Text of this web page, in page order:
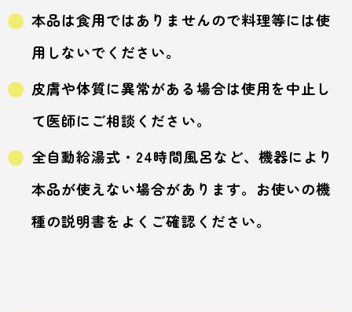
本品は食用ではありませんので料理等には使
用しないでください。
皮膚や体質に異常がある場合は使用を中止し
て医師にご相談ください。
全自動給湯式・24時間風呂など、機器により
本品が使えない場合があります。お使いの機
種の説明書をよくご確認ください。